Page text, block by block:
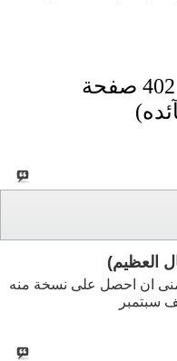
العظيم)
ان احصل على نسخة منه
سبتمبر